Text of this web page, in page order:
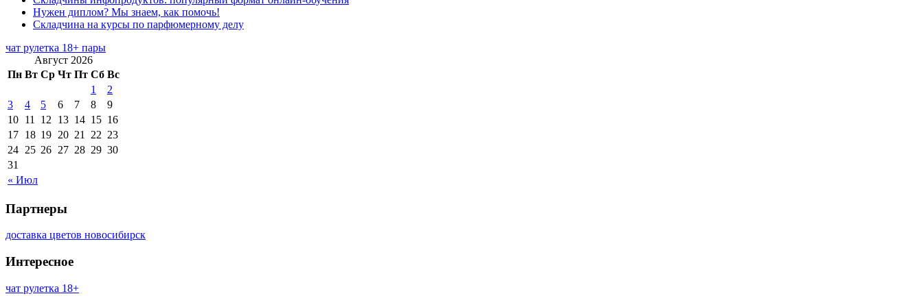
Нужен диплом? Мы знаем, как помочь!
Складчина на курсы по парфюмерному делу
чат рулетка 18+ пары
Август 2026
Пн Вт Ср Чт Пт Сб Вс
« Июл
1
2
3
4 5 6 7 8
9
10 11 12 13 14 15 16
17 18 19 20 21 22 23
24 25 26 27 28 29 30
31
Партнеры
доставка цветов новосибирск
Интересное
чат рулетка 18+